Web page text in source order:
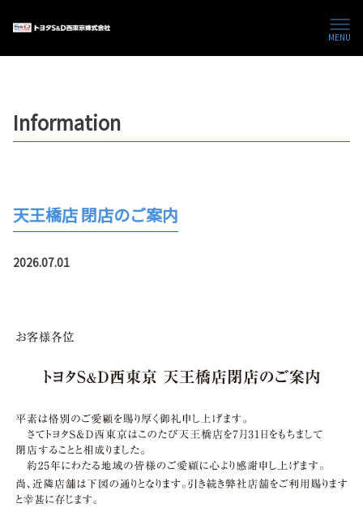
MENU
Information
天王橋店 閉店のご案内
2026.07.01